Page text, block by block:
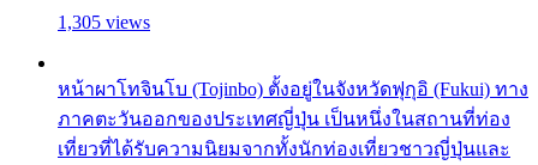
1,305 views
หน้าผาโทจินโบ (Tojinbo) ตั้งอยู่ในจังหวัดฟุกุอิ (Fukui) ทาง
ภาคตะวันออกของประเทศญี่ปุ่น เป็นหนึ่งในสถานที่ท่อง
เที่ยวที่ได้รับความนิยมจากทั้งนักท่องเที่ยวชาวญี่ปุ่นและ